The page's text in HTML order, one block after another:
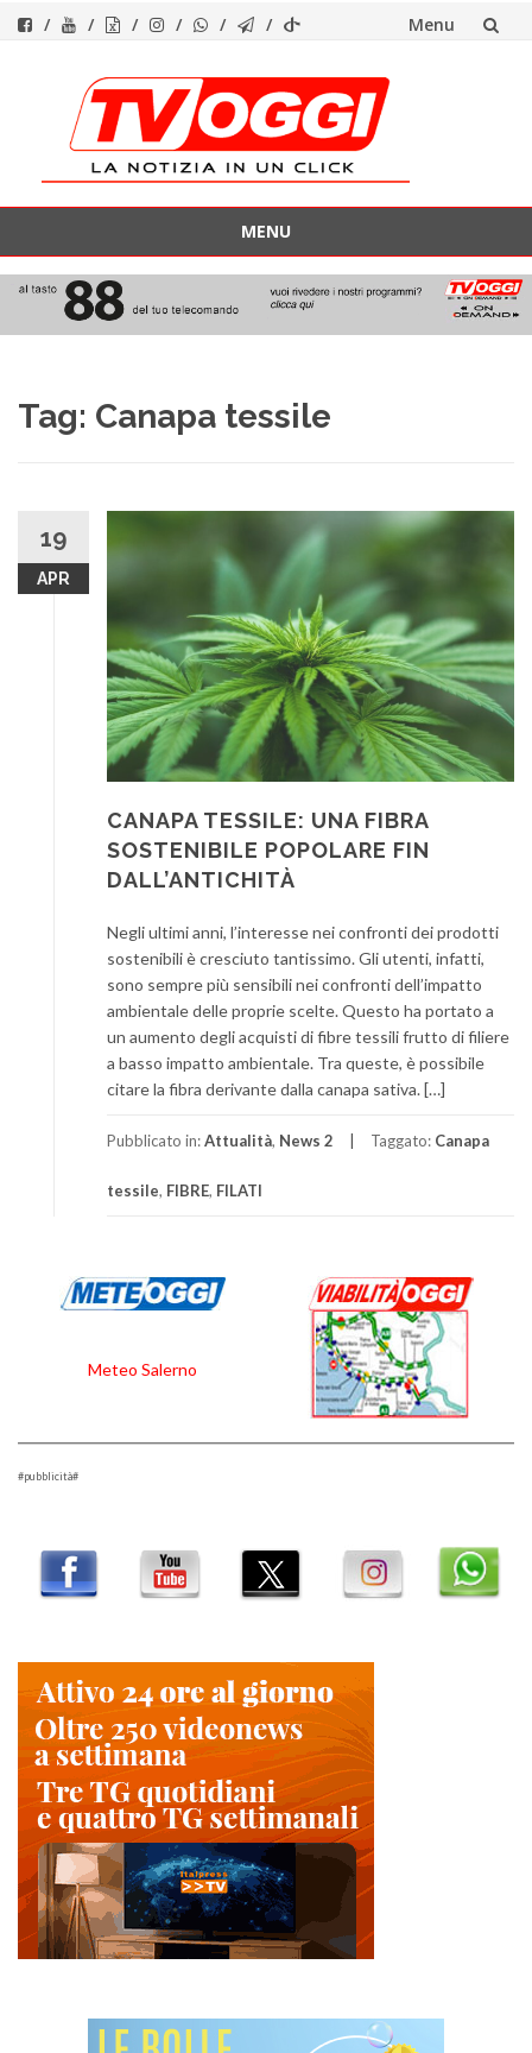
Menu
contenuto
MENU
contenuto
Tag: Canapa tessile
19
APR
CANAPA TESSILE: UNA FIBRA
SOSTENIBILE POPOLARE FIN
DALL’ANTICHITÀ
Negli ultimi anni, l’interesse nei confronti dei prodotti
sostenibili è cresciuto tantissimo. Gli utenti, infatti,
sono sempre più sensibili nei confronti dell’impatto
ambientale delle proprie scelte. Questo ha portato a
un aumento degli acquisti di fibre tessili frutto di filiere
a basso impatto ambientale. Tra queste, è possibile
citare la fibra derivante dalla canapa sativa. […]
Pubblicato in:Attualità, News 2 Taggato: Canapa
tessile, FIBRE, FILATI
Meteo Salerno
#pubblicità#